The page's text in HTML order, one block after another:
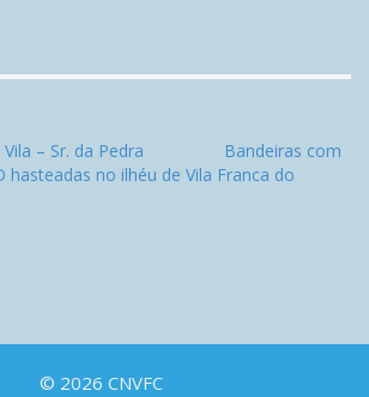
– Sr. da Pedra
Bandeiras com
hasteadas no ilhéu de Vila Franca do
© 2026 CNVFC